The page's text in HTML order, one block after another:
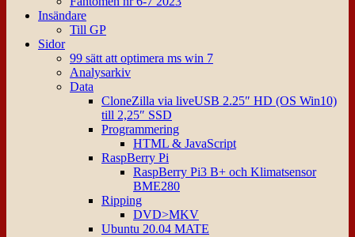
Insändare
Till GP
Sidor
99 sätt att optimera ms win 7
Analysarkiv
Data
CloneZilla via liveUSB 2.25″ HD (OS Win10)
till 2,25″ SSD
Programmering
HTML & JavaScript
RaspBerry Pi
RaspBerry Pi3 B+ och Klimatsensor
BME280
Ripping
DVD>MKV
Ubuntu 20.04 MATE